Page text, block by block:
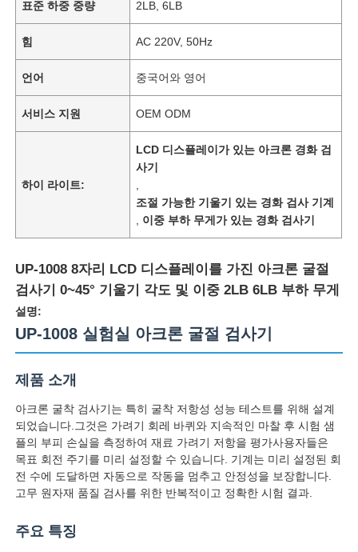
표준 하중 중량 2LB, 6LB
힘 AC 220V, 50Hz
언어 중국어와 영어
서비스 지원 OEM ODM
하이 라이트:
LCD 디스플레이가 있는 아크론 경화 검
사기
조절 가능한 기울기 있는 경화 검사 기계
이중 부하 무게가 있는 경화 검사기
UP-1008 8자리 LCD 디스플레이를 가진 아크론 굴절
검사기 0~45° 기울기 각도 및 이중 2LB 6LB 부하 무게
설명:
UP-1008 실험실 아크론 굴절 검사기
제품 소개
아크론 굴착 검사기는 특히 굴착 저항성 성능 테스트를 위해 설계
되었습니다.그것은 가려기 회레 바퀴와 지속적인 마찰 후 시험 샘
플의 부피 손실을 측정하여 재료 가려기 저항을 평가사용자들은
목표 회전 주기를 미리 설정할 수 있습니다. 기계는 미리 설정된 회
전 수에 도달하면 자동으로 작동을 멈추고 안정성을 보장합니다.
고무 원자재 품질 검사를 위한 반복적이고 정확한 시험 결과.
주요 특징